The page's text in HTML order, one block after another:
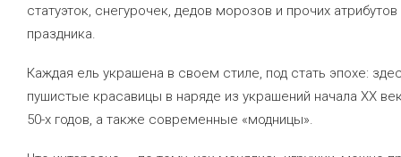
статуэток, снегурочек, дедов морозов и прочих
праздника.
Каждая ель украшена в своем стиле, под стать эпохе:
пушистые красавицы в наряде из украшений начала XX
50-х годов, а также современные «модницы».